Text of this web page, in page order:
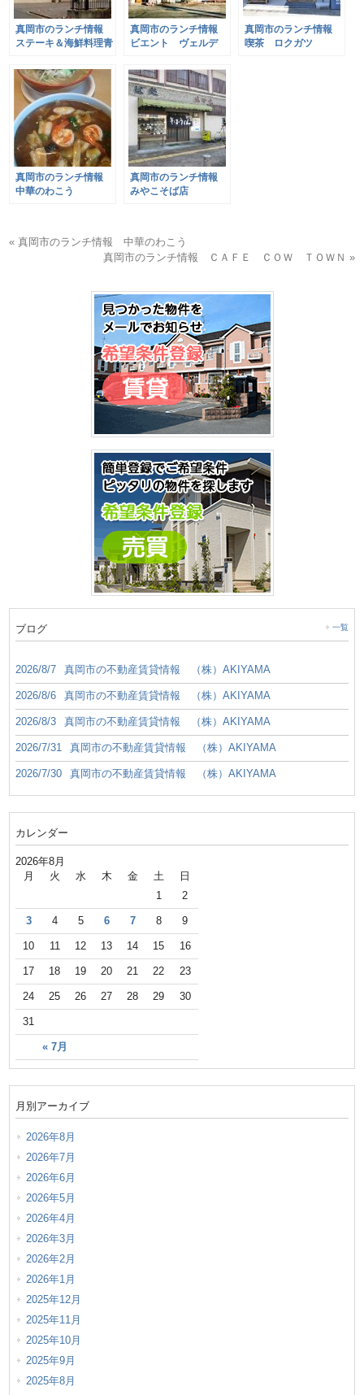
真岡市のランチ情報
ステーキ＆海鮮料理青
真岡市のランチ情報
ビエント ヴェルデ
真岡市のランチ情報
喫茶 ロクガツ
真岡市のランチ情報
中華のわこう
真岡市のランチ情報
みやこそば店
« 真岡市のランチ情報 中華のわこう
真岡市のランチ情報 ＣＡＦＥ ＣＯＷ ＴＯＷＮ »
ブログ 一覧
2026/8/7 真岡市の不動産賃貸情報 （株）AKIYAMA
2026/8/6 真岡市の不動産賃貸情報 （株）AKIYAMA
2026/8/3 真岡市の不動産賃貸情報 （株）AKIYAMA
2026/7/31 真岡市の不動産賃貸情報 （株）AKIYAMA
2026/7/30 真岡市の不動産賃貸情報 （株）AKIYAMA
カレンダー
2026年8月
月 火 水 木 金 土 日
« 7月
1 2
3 4 5 6 7 8 9
10 11 12 13 14 15 16
17 18 19 20 21 22 23
24 25 26 27 28 29 30
31
月別アーカイブ
2026年8月
2026年7月
2026年6月
2026年5月
2026年4月
2026年3月
2026年2月
2026年1月
2025年12月
2025年11月
2025年10月
2025年9月
2025年8月